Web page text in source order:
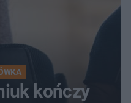
kończy